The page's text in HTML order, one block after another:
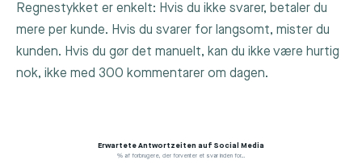
Regnestykket er enkelt: Hvis du ikke svarer, betaler du
mere per kunde. Hvis du svarer for langsomt, mister du
kunden. Hvis du gør det manuelt, kan du ikke være hurtig
nok, ikke med 300 kommentarer om dagen.
Erwartete Antwortzeiten auf Social Media
% af forbrugere, der forventer et svar inden for…